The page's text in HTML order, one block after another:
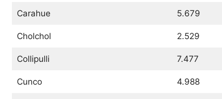
Carahue 5.679
Cholchol 2.529
Collipulli 7.477
Cunco 4.988